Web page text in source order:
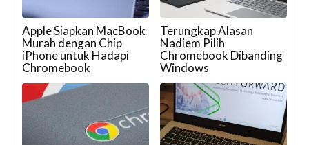
Apple Siapkan MacBook
Murah dengan Chip
iPhone untuk Hadapi
Chromebook
Terungkap Alasan
Nadiem Pilih
Chromebook Dibanding
Windows